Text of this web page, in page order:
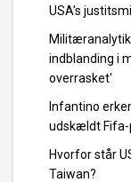
USA’s
indblanding i
overrasket'
Infantino
udskældt Fifa-
Hvorfor står
Taiwan?